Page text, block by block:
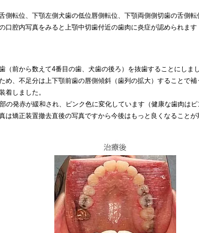
転位、下顎左側犬歯の低位唇側転位、下顎両側側切歯の舌側転
腔内写真をみると上顎中切歯付近の歯肉に炎症が認められます
前から数えて4番目の歯、犬歯の後ろ）を抜歯することにしまし
、不足分は上下顎前歯の唇側傾斜（歯列の拡大）することで補
着しました。
の発赤が緩和され、ピンク色に変化しています（健康な歯肉はピ
矯正装置撤去直後の写真ですから今後はもっと良くなることが